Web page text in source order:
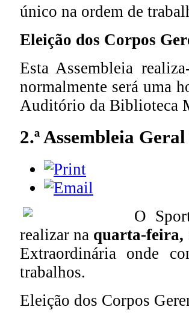
único na ordem de
Eleição dos Corpos
Esta Assembleia
normalmente será uma
Auditório da Biblioteca
2.ª Assembleia
O
realizar na quarta-feira,
Extraordinária onde
trabalhos.
Eleição dos Corpos